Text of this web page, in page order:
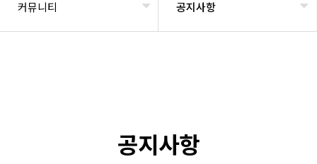
커뮤니티 공지사항
공지사항